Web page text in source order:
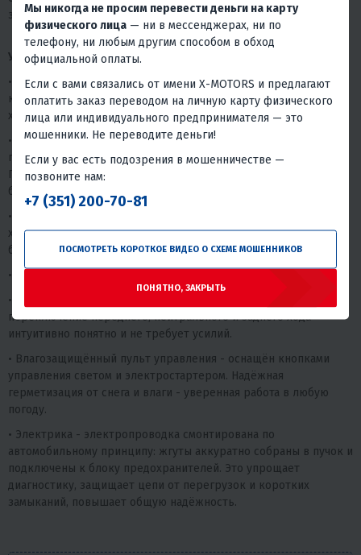
задач - легко и прогнозируемо.
Управление и безопасность
• Трос газа с внутренней полимерной оболочкой - защищён от
коррозии и обмерзания, низкое трение гарантирует плавный
ход и отзывчивость даже в -40°C.
• Линзованная светодиодная оптика (2 фары) - направленный
пучок высокой плотности с чёткой светотеневой границей.
Превосходная дальность и равномерность освещения для
безопасных поездок в тёмное время суток.
• Складной руль с регулировкой высоты - компактное
хранение, удобная подгонка под рост, быстрая трансформация
без инструмента.
• Подогрев ручек - комфортная работа в сильные морозы.
• Удобный селектор передач (F-N-R) - эргономичное рычага,
переключение переднего, нейтрального и заднего хода
интуитивно понятно и не требует усилий.
• Влагозащищённый пульт управления - оснащён кнопками
управления светом и электростартером. Надёжная
герметизация от снега и влаги - уверенная работа в любую
погоду.
• Электрика - электропроводка смонтирована по
автомобильному принципу: жгуты аккуратно собраны в пучок и
подключены к блоку предохранителей. Это упрощает
диагностику, защищает цепи от перегрузок и коротких
замыканий, повышает общую надёжность.
Мы никогда не просим перевести деньги на карту
физического лица — ни в мессенджерах, ни по
телефону, ни любым другим способом в обход
официальной оплаты.
Если с вами связались от имени X-MOTORS и предлагают
оплатить заказ переводом на личную карту физического
лица или индивидуального предпринимателя — это
мошенники. Не переводите деньги!
Если у вас есть подозрения в мошенничестве —
позвоните нам:
+7 (351) 200-70-81
ПОСМОТРЕТЬ КОРОТКОЕ ВИДЕО О СХЕМЕ МОШЕННИКОВ
ПОНЯТНО, ЗАКРЫТЬ